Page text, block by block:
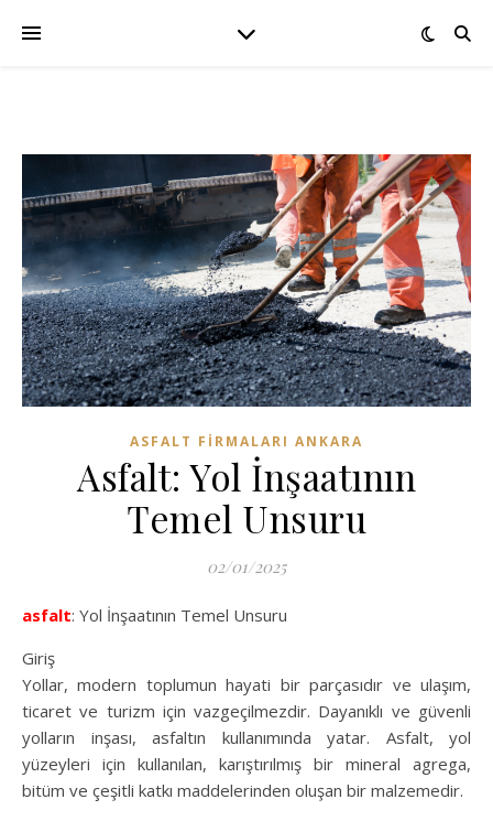
ASFALT FIRMALARI ANKARA
Asfalt: Yol İnşaatının
Temel Unsuru
02/01/2025
asfalt: Yol İnşaatının Temel Unsuru
Giriş
Yollar, modern toplumun hayati bir parçasıdır ve ulaşım,
ticaret ve turizm için vazgeçilmezdir. Dayanıklı ve güvenli
yolların inşası, asfaltın kullanımında yatar. Asfalt, yol
yüzeyleri için kullanılan, karıştırılmış bir mineral agrega,
bitüm ve çeşitli katkı maddelerinden oluşan bir malzemedir.